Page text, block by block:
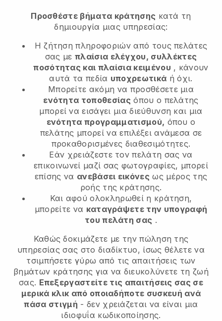
Προσθέστε βήματα κράτησης κατά τη
δημιουργία μιας υπηρεσίας:
Η ζήτηση πληροφοριών από τους πελάτες
σας με πλαίσια ελέγχου, συλλέκτες
ποσότητας και πλαίσια κειμένου , κάνουν
αυτά τα πεδία υποχρεωτικά ή όχι.
Μπορείτε ακόμη να προσθέσετε μια
ενότητα τοποθεσίας όπου ο πελάτης
μπορεί να εισάγει μια διεύθυνση και μια
ενότητα προγραμματισμού, όπου ο
πελάτης μπορεί να επιλέξει ανάμεσα σε
προκαθορισμένες διαθεσιμότητες.
Εάν χρειάζεστε τον πελάτη σας να
επικοινωνεί μαζί σας φωτογραφίες, μπορεί
επίσης να ανεβάσει εικόνες ως μέρος της
ροής της κράτησης.
Και αφού ολοκληρωθεί η κράτηση,
μπορείτε να καταγράψετε την υπογραφή
του πελάτη σας .
Καθώς δοκιμάζετε με την πώληση της
υπηρεσίας σας στο διαδίκτυο, ίσως θέλετε να
τσιμπήσετε γύρω από τις απαιτήσεις των
βημάτων κράτησης για να διευκολύνετε τη ζωή
σας. Επεξεργαστείτε τις απαιτήσεις σας σε
μερικά κλικ από οποιαδήποτε συσκευή ανά
πάσα στιγμή - δεν χρειάζεται να είναι μια
ιδιοφυΐα κωδικοποίησης.